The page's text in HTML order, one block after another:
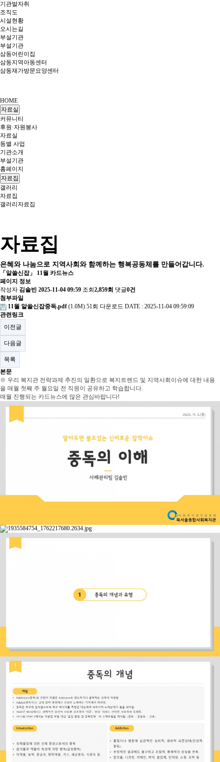
기관발자취
조직도
시설현황
오시는길
부설기관
부설기관
삼동어린이집
삼동지역아동센터
삼동재가방문요양센터
HOME
자료실
커뮤니티
후원·자원봉사
자료실
동별 사업
기관소개
부설기관
홈페이지
자료집
갤러리
자료집
갤러리 자료집
자료집
은혜와 나눔으로 지역사회와 함께하는 행복공동체를 만들어갑니다.
「알쓸신잡」 11월 카드뉴스
페이지 정보
작성자 김솔빈 2025-11-04 09:59 조회 2,859회 댓글0건
첨부파일
11월 알쓸신잡중독.pdf(1.0M) 51회 다운로드 DATE : 2025-11-04 09:59:09
관련링크
이전글
다음글
목록
본문
※ 우리 복지관 전략과제 추진의 일환으로 복지트렌드 및 지역사회이슈에 대한 내용
을 매월 첫째 주 월요일 전 직원이 공유하고 학습합니다.
매월 진행되는 카드뉴스에 많은 관심바랍니다!